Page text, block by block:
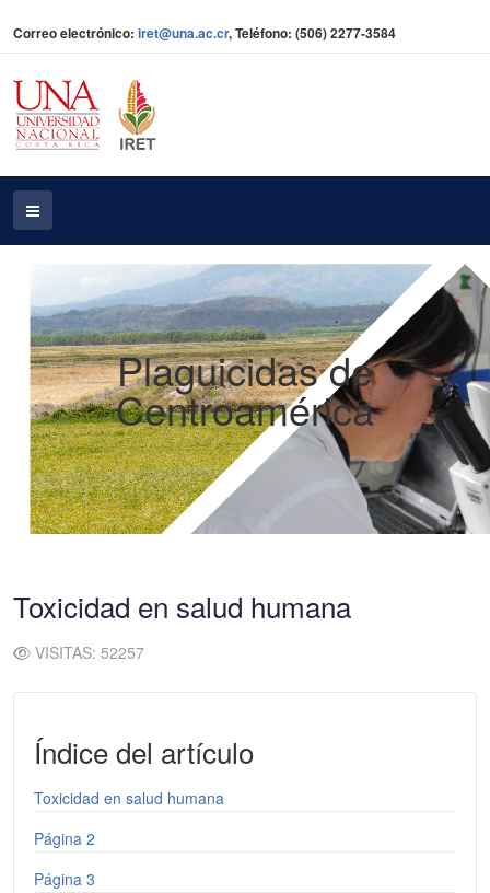
Correo electrónico: iret@una.ac.cr, Teléfono: (506) 2277-3584
Plaguicidas de
Centroamérica
Toxicidad en salud humana
VISITAS: 52257
Índice del artículo
Toxicidad en salud humana
Página 2
Página 3